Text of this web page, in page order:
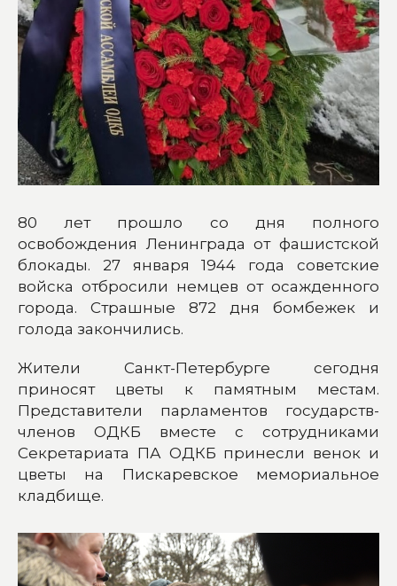
80 лет прошло со дня полного
освобождения Ленинграда от фашистской
блокады. 27 января 1944 года советские
войска отбросили немцев от осажденного
города. Страшные 872 дня бомбежек и
голода закончились.
Жители Санкт-Петербурге сегодня
приносят цветы к памятным местам.
Представители парламентов государств-
членов ОДКБ вместе с сотрудниками
Секретариата ПА ОДКБ принесли венок и
цветы на Пискаревское мемориальное
кладбище.